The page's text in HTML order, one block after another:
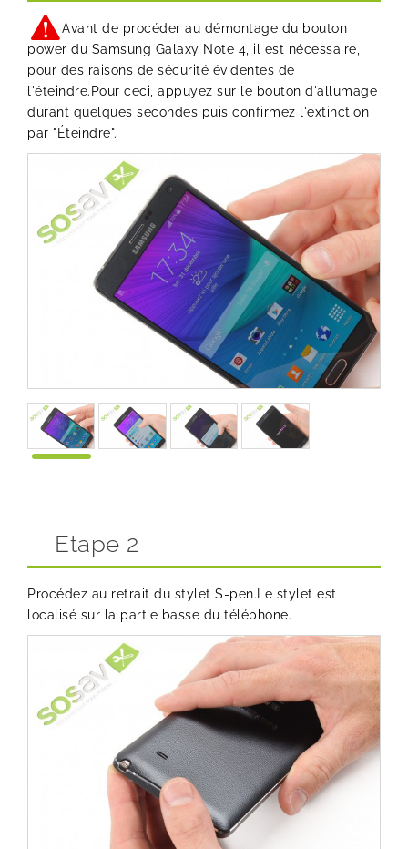
Avant de procéder au démontage du bouton
power du Samsung Galaxy Note 4, il est nécessaire,
pour des raisons de sécurité évidentes de
l'éteindre.Pour ceci, appuyez sur le bouton d'allumage
durant quelques secondes puis confirmez l'extinction
par "Éteindre".
Etape 2
Procédez au retrait du stylet S-pen.Le stylet est
localisé sur la partie basse du téléphone.